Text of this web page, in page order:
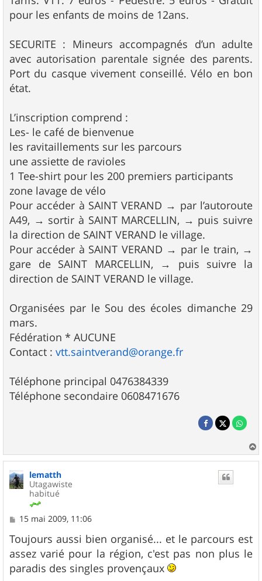
pour les enfants de moins de 12ans.
SECURITE : Mineurs accompagnés d’un adulte
avec autorisation parentale signée des parents.
Port du casque vivement conseillé. Vélo en bon
état.
L’inscription comprend :
Les- le café de bienvenue
les ravitaillements sur les parcours
une assiette de ravioles
1 Tee-shirt pour les 200 premiers participants
zone lavage de vélo
Pour accéder à SAINT VERAND → par l’autoroute
A49, → sortir à SAINT MARCELLIN, → puis suivre
la direction de SAINT VERAND le village.
Pour accéder à SAINT VERAND → par le train, →
gare de SAINT MARCELLIN, → puis suivre la
direction de SAINT VERAND le village.
Organisées par le Sou des écoles dimanche 29
mars.
Fédération * AUCUNE
Contact : vtt.saintverand@orange.fr
Téléphone principal 0476384339
Téléphone secondaire 0608471676
a
lematth
Utagawiste
habitué
M
s
s
a
g
e
15 mai 2009, 11:06
Toujours aussi bien organisé... et le parcours est
assez varié pour la région, c'est pas non plus le
paradis des singles provençaux